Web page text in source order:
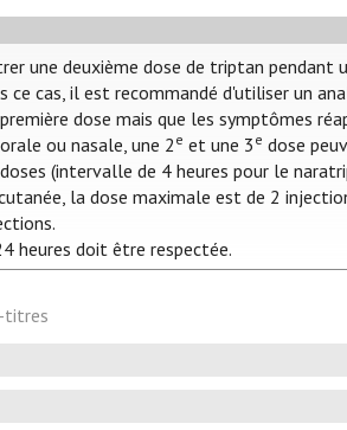
une deuxième dose de triptan pendant
ce cas, il est recommandé d'utiliser un
dose mais que les symptômes
ou nasale, une 2 e et une 3 e dose
(intervalle de 4 heures pour le
la dose maximale est de 2
heures doit être respectée.
titres